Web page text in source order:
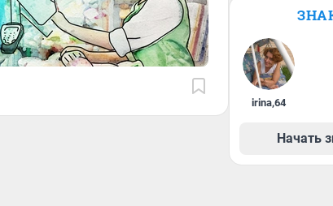
irina,64
Начать